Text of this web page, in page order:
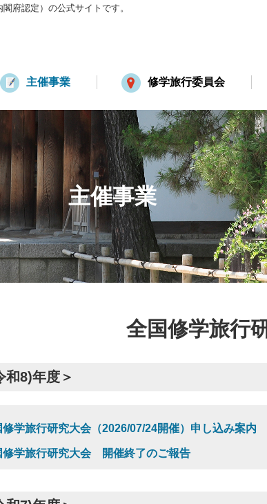
府認定）の公式サイトです。
主催事業 修学旅行委員会
主催事業
全国修学旅行
和8)年度＞
学旅行研究大会（2026/07/24開催）申し込み案内
修学旅行研究大会 開催終了のご報告